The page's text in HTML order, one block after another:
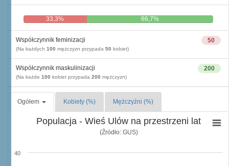
33,3% 66,7%
50
Współczynnik feminizacji
(Na każdych 100 mężczyzn przypada 50 kobiet)
200
Współczynnik maskulinizacji
(Na każde 100 kobiet przypada 200 mężczyzn)
Ogółem Kobiety (%) Mężczyźni (%)
Populacja - Wieś Ulów na przestrzeni lat
(Źródło: GUS)
40